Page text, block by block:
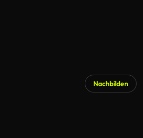
Nachbilden